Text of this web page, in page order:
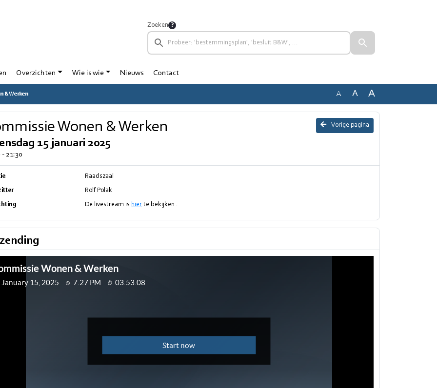
Zoeken
Overzichten Wie is wie Nieuws Contact
& Werken A A A
Vorige pagina
Wonen & Werken
15 januari 2025
- 21:30
Raadszaal
Rolf Polak
De livestream is hierte bekijken :